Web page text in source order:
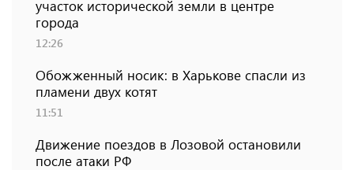
участок исторической земли в центре
города
12:26
Обожженный носик: в Харькове спасли из
пламени двух котят
11:51
Движение поездов в Лозовой остановили
после атаки РФ